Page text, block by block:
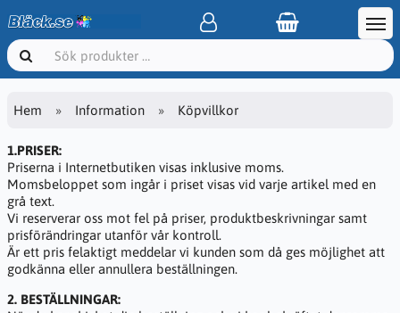
Hem Information Köpvillkor
1.PRISER:
Priserna i Internetbutiken visas inklusive moms.
Momsbeloppet som ingår i priset visas vid varje artikel med en
grå text.
Vi reserverar oss mot fel på priser, produktbeskrivningar samt
prisförändringar utanför vår kontroll.
Är ett pris felaktigt meddelar vi kunden som då ges möjlighet att
godkänna eller annullera beställningen.
2. BESTÄLLNINGAR: